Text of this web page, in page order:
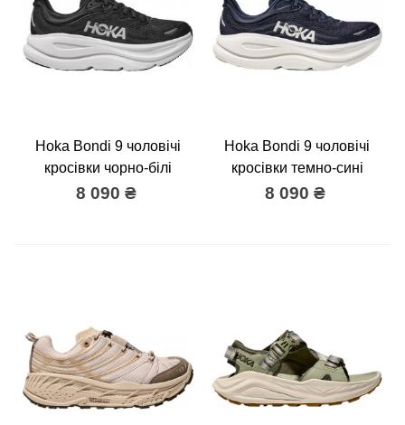
Hoka Bondi 9 чоловічі
кросівки чорно-білі
8 090 ₴
Hoka Bondi 9 чоловічі
кросівки темно-сині
8 090 ₴